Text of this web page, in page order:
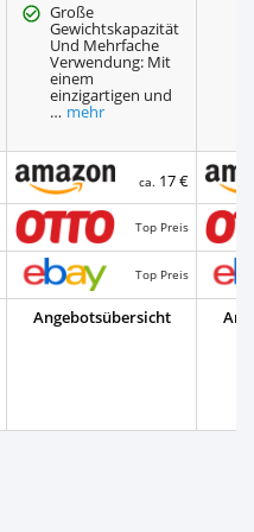
Große
Gewichtskapazität
Und Mehrfache
Verwendung: Mit
einem
einzigartigen und
… mehr
ca. 17 €
Top Preis
Top Preis
Angebotsübersicht